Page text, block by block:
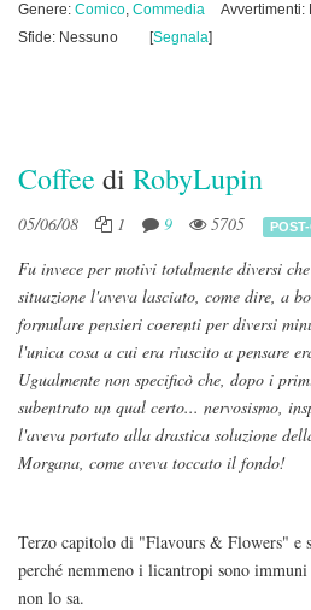
Genere: Comico, Commedia Avvertimenti:
Sfide: Nessuno
[Segnala]
Coffee di RobyLupin
05/06/08 1 9 5705
Fu invece per motivi totalmente diversi
situazione l'aveva lasciato, come dire, a
formulare pensieri coerenti per diversi
l'unica cosa a cui era riuscito a pensare
Ugualmente non specificò che, dopo i
subentrato un qual certo... nervosismo,
l'aveva portato alla drastica soluzione
Morgana, come aveva toccato il fondo!
Terzo capitolo di "Flavours & Flowers" e
perché nemmeno i licantropi sono
non lo sa.